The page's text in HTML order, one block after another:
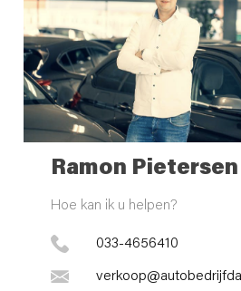
Ramon Pietersen
Hoe kan ik u helpen?
033-4656410